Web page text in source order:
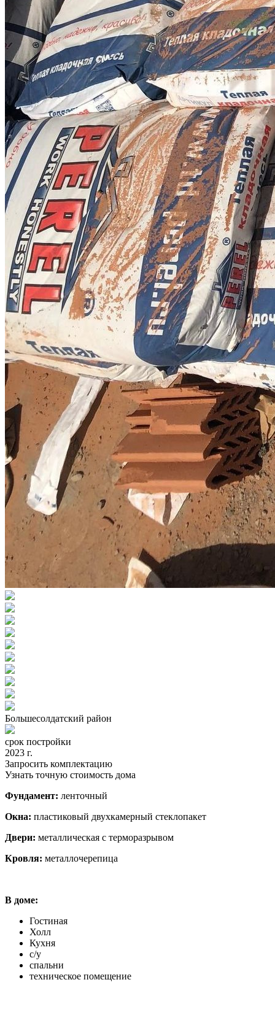
Большесолдатский район
срок постройки
2023 г.
Запросить комплектацию
Узнать точную стоимость дома
Фундамент: ленточный
Окна: пластиковый двухкамерный стеклопакет
Двери: металлическая с терморазрывом
Кровля: металлочерепица
В доме:
Гостиная
Холл
Кухня
с/у
спальни
техническое помещение